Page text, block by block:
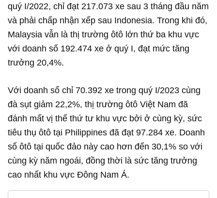
quý I/2022, chỉ đạt 217.073 xe sau 3 tháng đầu năm
và phải chấp nhận xếp sau Indonesia. Trong khi đó,
Malaysia vẫn là thị trường ôtô lớn thứ ba khu vực
với doanh số 192.474 xe ở quý I, đạt mức tăng
trưởng 20,4%.
Với doanh số chỉ 70.392 xe trong quý I/2023 cùng
đà sụt giảm 22,2%, thị trường ôtô Việt Nam đã
đánh mất vị thế thứ tư khu vực bởi ở cùng kỳ, sức
tiêu thụ ôtô tại Philippines đã đạt 97.284 xe. Doanh
số ôtô tại quốc đảo này cao hơn đến 30,1% so với
cùng kỳ năm ngoái, đồng thời là sức tăng trưởng
cao nhất khu vực Đông Nam Á.